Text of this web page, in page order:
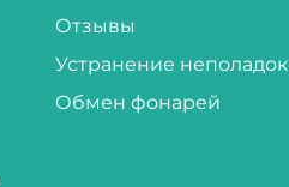
Отзывы
Устранение неполадок
Обмен фонарей